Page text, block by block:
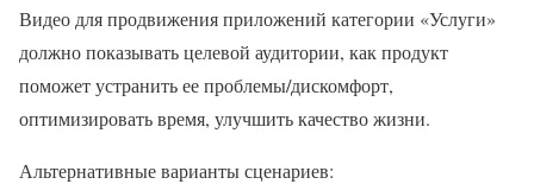
Видео для продвижения приложений категории «Услуги»
должно показывать целевой аудитории, как продукт
поможет устранить ее проблемы/дискомфорт,
оптимизировать время, улучшить качество жизни.
Альтернативные варианты сценариев: